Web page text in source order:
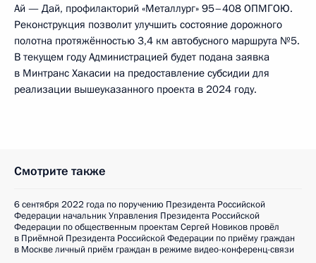
Ай — Дай, профилакторий «Металлург» 95–408 ОПМГОЮ.
Реконструкция позволит улучшить состояние дорожного
полотна протяжённостью 3,4 км автобусного маршрута №5.
В текущем году Администрацией будет подана заявка
в Минтранс Хакасии на предоставление субсидии для
реализации вышеуказанного проекта в 2024 году.
Смотрите также
6 сентября 2022 года по поручению Президента Российской
Федерации начальник Управления Президента Российской
Федерации по общественным проектам Сергей Новиков провёл
в Приёмной Президента Российской Федерации по приёму граждан
в Москве личный приём граждан в режиме видео-конференц-связи